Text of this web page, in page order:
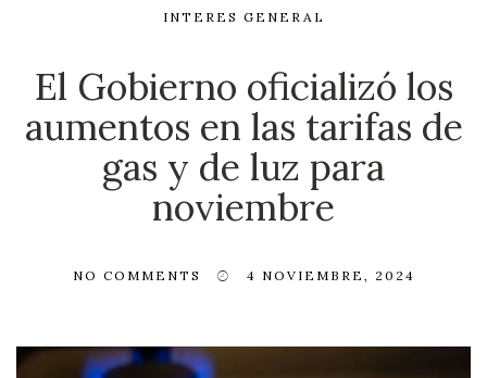
INTERES GENERAL
El Gobierno oficializó los
aumentos en las tarifas de
gas y de luz para
noviembre
NO COMMENTS 4 NOVIEMBRE, 2024